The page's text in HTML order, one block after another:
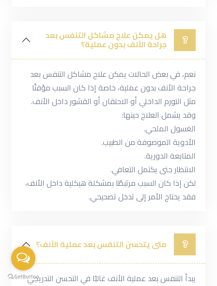
هل يمكن علاج مشاكل التنفس بعد
جراحة الأنف بدون عملية؟
نعم، في بعض الحالات يمكن علاج مشاكل التنفس بعد
جراحة الأنف بدون عملية، خاصة إذا كان السبب مؤقتًا
مثل التورم الداخلي أو الاحتقان أو القشور داخل الأنف.
وقد يشمل العلاج حينها:
الغسول الملحي.
الأدوية الموصوفة من الطبيب.
المتابعة الدورية.
الانتظار حتى يكتمل التعافي.
لكن إذا كان السبب مرتبطًا بمشكلة هيكلية داخل الأنف،
فقد يحتاج الأمر إلى تدخل تصحيحي.
متى يتحسن التنفس بعد عملية الأنف؟
يبدأ التنفس بعد عملية الأنف غالبًا في التحسن التدريجي